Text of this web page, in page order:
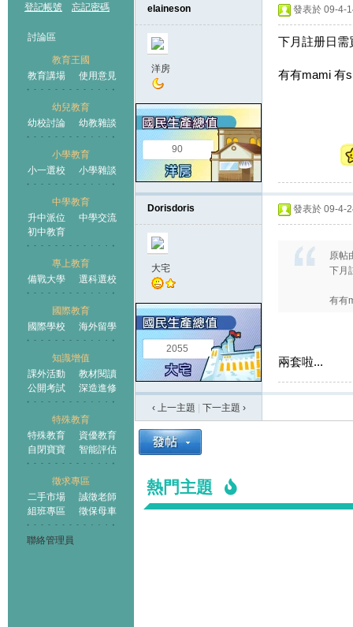
登記帳號 忘記密碼
討論區
教育王國
教育講場
使用意見
幼兒教育
幼校討論
幼教雜談
小學教育
小一選校
小學雜談
中學教育
升中派位
中學交流
初中教育
專上教育
備戰大學
選科選校
國際教育
國際學校
海外留學
知識增值
課外活動
教材閱讀
公開考試
深造進修
特殊教育
特殊教育
資優教育
自閉寶寶
智能評估
徵求專區
二手市場
誠徵老師
組班專區
徵保母車
聯絡管理員
王國
elaineson
洋房
90
發表於 09-4-
下月註册日
有有mami 有
Dorisdoris
大宅
2055
發表於 09-4-
原帖
下月
有有
兩套啦...
‹ 上一主題 下一主題 ›
熱門主題